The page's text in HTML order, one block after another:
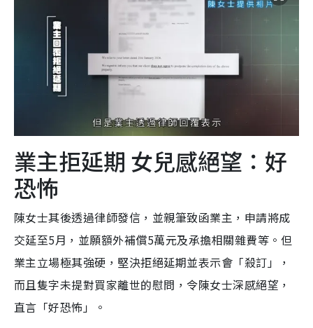
業主拒延期 女兒感絕望：好
恐怖
陳女士其後透過律師發信，並親筆致函業主，申請將成
交延至5月，並願額外補償5萬元及承擔相關雜費等。但
業主立場極其強硬，堅決拒絕延期並表示會「殺訂」，
而且隻字未提對買家離世的慰問，令陳女士深感絕望，
直言「好恐怖」。